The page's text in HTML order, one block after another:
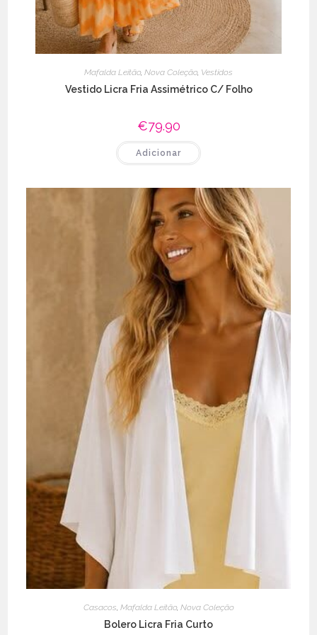
Mafalda Leitão, Nova Coleção, Vestidos
Vestido Licra Fria Assimétrico C/ Folho
€79.90
Adicionar
Casacos, Mafalda Leitão, Nova Coleção
Bolero Licra Fria Curto